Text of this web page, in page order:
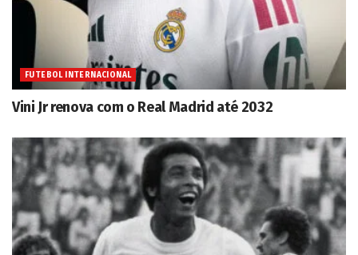
FUTEBOL INTERNACIONAL
Vini Jr renova com o Real Madrid até 2032